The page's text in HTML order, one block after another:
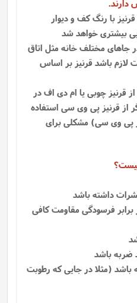
دارند.
با رنگ کف و دیوار
بیشتری خواهد شد
جاهای مختلف خانه مثل اتاق
باشد قرنیز بر اساس
قرنیز چوبی یا ام دی اف در
از قرنیز پی وی سی استفاده
پی وی سی) مشکلی برای
برابر فرسودگی مقاومت کافی
باشد (مثلا در جایی که رطوبت